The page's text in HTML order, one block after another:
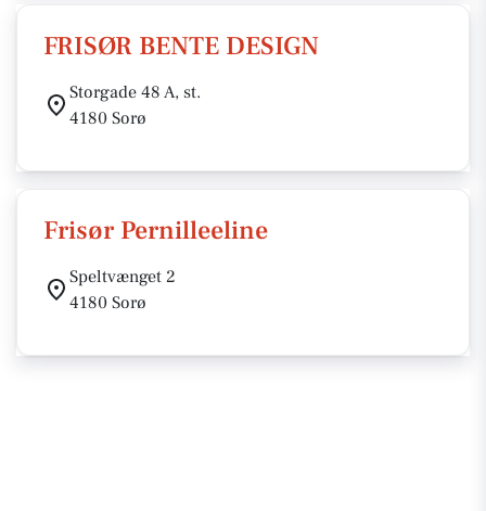
FRISØR BENTE DESIGN
Storgade 48 A, st.
4180 Sorø
Frisør Pernilleeline
Speltvænget 2
4180 Sorø